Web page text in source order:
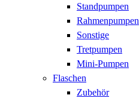
Standpumpen
Rahmenpumpen
Sonstige
Tretpumpen
Mini-Pumpen
Flaschen
Zubehör